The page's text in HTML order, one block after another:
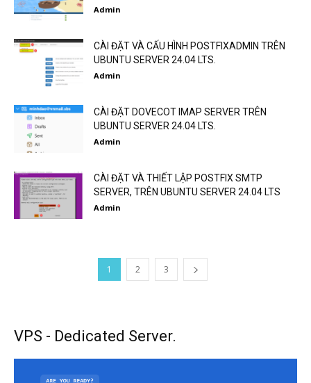
Admin
CÀI ĐẶT VÀ CẤU HÌNH POSTFIXADMIN TRÊN
UBUNTU SERVER 24.04 LTS.
Admin
CÀI ĐẶT DOVECOT IMAP SERVER TRÊN
UBUNTU SERVER 24.04 LTS.
Admin
CÀI ĐẶT VÀ THIẾT LẬP POSTFIX SMTP
SERVER, TRÊN UBUNTU SERVER 24.04 LTS
Admin
1 2 3
VPS - Dedicated Server.